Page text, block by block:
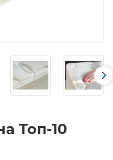
Топ-10